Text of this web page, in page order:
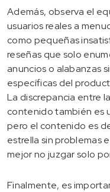
Además, observa el
usuarios reales a
como pequeñas
reseñas que solo
anuncios o alabanzas
específicas del
La discrepancia entre
contenido también es
pero el contenido es
estrella sin problemas
mejor no juzgar solo
Finalmente, es